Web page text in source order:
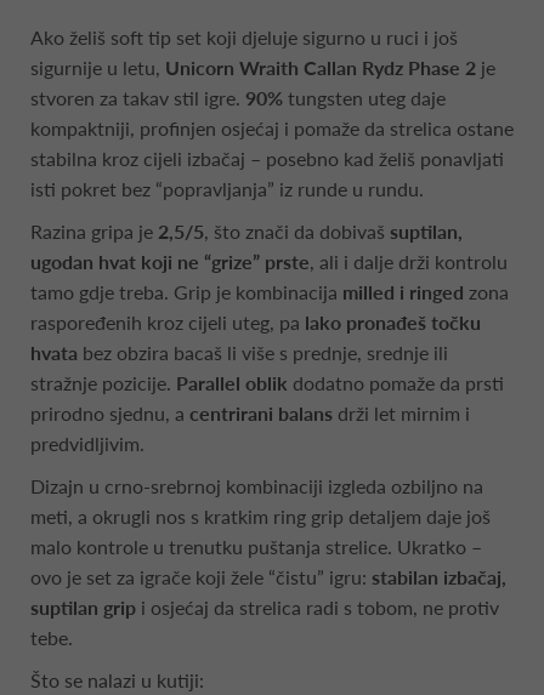
Ako želiš soft tip set koji djeluje sigurno u ruci i još
sigurnije u letu, Unicorn Wraith Callan Rydz Phase 2 je
stvoren za takav stil igre. 90% tungsten uteg daje
kompaktniji, profinjen osjećaj i pomaže da strelica ostane
stabilna kroz cijeli izbačaj – posebno kad želiš ponavljati
isti pokret bez “popravljanja” iz runde u rundu.
Razina gripa je 2,5/5, što znači da dobivaš suptilan,
ugodan hvat koji ne “grize” prste, ali i dalje drži kontrolu
tamo gdje treba. Grip je kombinacija milled i ringed zona
raspoređenih kroz cijeli uteg, pa lako pronađeš točku
hvata bez obzira bacaš li više s prednje, srednje ili
stražnje pozicije. Parallel oblik dodatno pomaže da prsti
prirodno sjednu, a centrirani balans drži let mirnim i
predvidljivim.
Dizajn u crno-srebrnoj kombinaciji izgleda ozbiljno na
meti, a okrugli nos s kratkim ring grip detaljem daje još
malo kontrole u trenutku puštanja strelice. Ukratko –
ovo je set za igrače koji žele “čistu” igru: stabilan izbačaj,
suptilan grip i osjećaj da strelica radi s tobom, ne protiv
tebe.
Što se nalazi u kutiji: